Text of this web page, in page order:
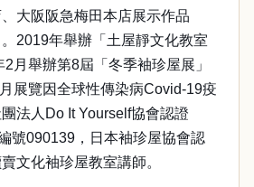
大阪阪急梅田本店展示作品
。2019年舉辦「土屋靜文化教室
月舉辦第8屆「冬季袖珍屋展」
展覽因全球性傳染病Covid-19疫
法人Do It Yourself協會認證
號090139，日本袖珍屋協會認
文化袖珍屋教室講師。